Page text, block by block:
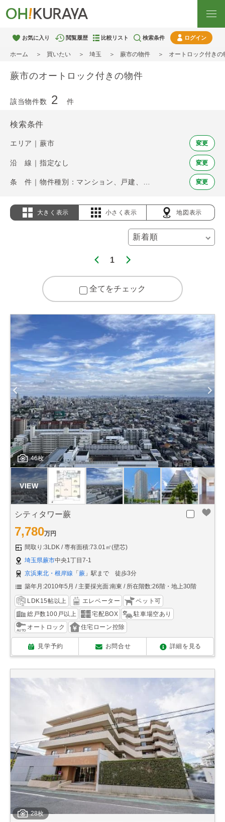
お気に入り 閲覧履歴 比較リスト 検索条件 ログイン
ホーム 買いたい 埼玉 蕨市の物件 オートロック付きの
蕨市のオートロック付きの物件
該当物件数 2 件
検索条件
エリア｜蕨市 変更
沿 線｜指定なし 変更
変更
大きく表示 小さく表示 地図表示
1
全てをチェック
46枚
シティタワー蕨
7,780万円
間取り:3LDK
専有面積:73.01㎡(壁芯)
埼玉県蕨市中央1丁目7-1
京浜東北・根岸線 「 蕨 」駅まで 徒歩3分
築年月:2010年5月
主要採光面:南東 所在階数:26階・地上30階
LDK15帖以上 エレベーター
ペット可
総戸数100戸以上
宅配BOX
駐車場空あり
オートロック
住宅ローン控除
見学予約 お問合せ 詳細を見る
28枚